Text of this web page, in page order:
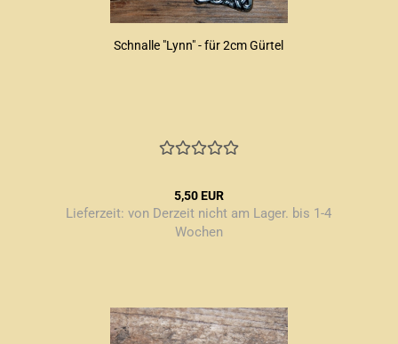
Schnalle "Lynn" - für 2cm Gürtel
5,50 EUR
Lieferzeit: von Derzeit nicht am Lager. bis 1-4
Wochen